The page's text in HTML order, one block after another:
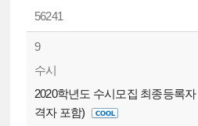
56241
9
수시
2020학년도 수시모집 최종등록
격자 포함)